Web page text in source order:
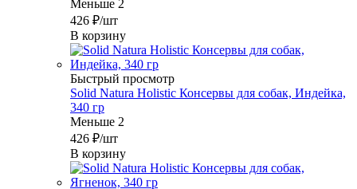
Меньше 2
426 ₽/шт
В корзину
Быстрый просмотр
Solid Natura Holistic Консервы для собак, Индейка,
340 гр
Меньше 2
426 ₽/шт
В корзину